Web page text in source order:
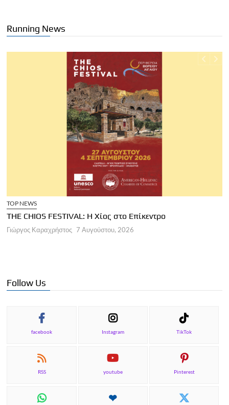
Running News
TOP NEWS
THE CHIOS FESTIVAL: Η Χίος στο Επίκεντρο
Γιώργος Καραχρήστος 7 Αυγούστου, 2026
Follow Us
facebook Instagram TikTok
RSS youtube Pinterest